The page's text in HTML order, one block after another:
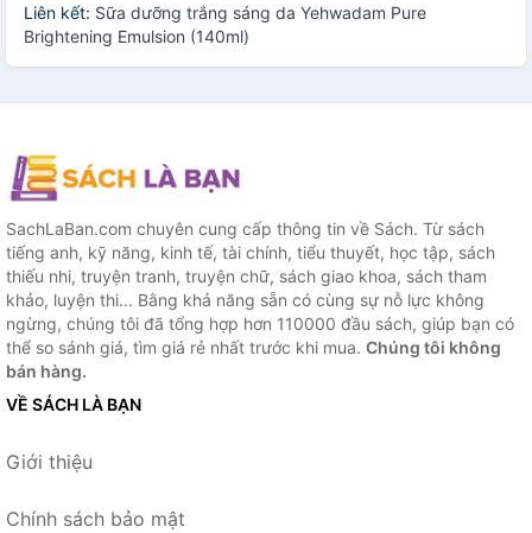
Liên kết: Sữa dưỡng trắng sáng da Yehwadam Pure
Brightening Emulsion (140ml)
SachLaBan.com chuyên cung cấp thông tin về Sách. Từ sách
tiếng anh, kỹ năng, kinh tế, tài chính, tiểu thuyết, học tập, sách
thiếu nhi, truyện tranh, truyện chữ, sách giao khoa, sách tham
khảo, luyện thi... Bằng khả năng sẵn có cùng sự nỗ lực không
ngừng, chúng tôi đã tổng hợp hơn 110000 đầu sách, giúp bạn có
thể so sánh giá, tìm giá rẻ nhất trước khi mua. Chúng tôi không
bán hàng.
VỀ SÁCH LÀ BẠN
Giới thiệu
Chính sách bảo mật